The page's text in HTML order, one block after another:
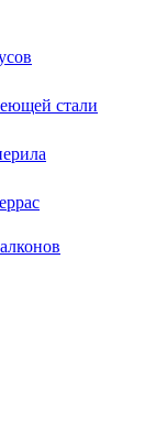
стали